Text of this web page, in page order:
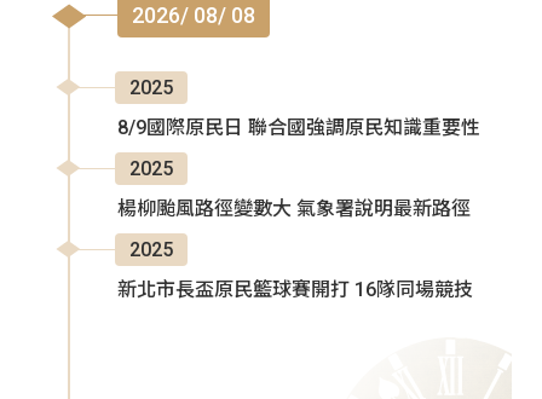
2026/ 08/ 08
2025
8/9國際原民日 聯合國強調原民知識重要性
2025
楊柳颱風路徑變數大 氣象署說明最新路徑
2025
新北市長盃原民籃球賽開打 16隊同場競技